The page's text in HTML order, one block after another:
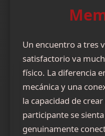
Un encuentro a tres
satisfactorio va
físico. La diferencia
mecánica y una
la capacidad de
participante se
genuinamente